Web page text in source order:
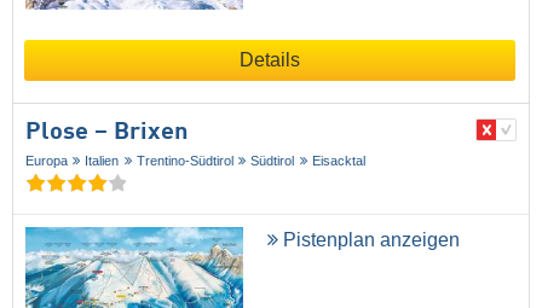
Details
Plose – Brixen
Europa Italien Trentino-Südtirol Südtirol Eisacktal
Pistenplan anzeigen